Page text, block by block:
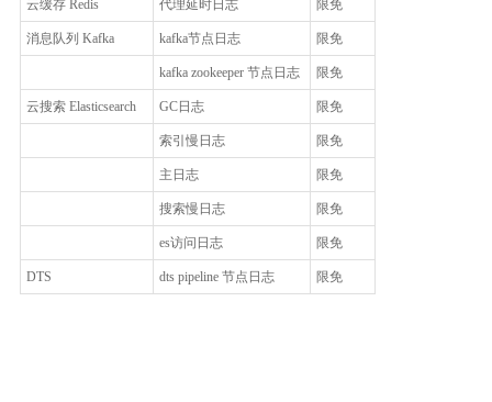
云缓存 Redis 代理延时日志 限免
消息队列 Kafka kafka节点日志 限免
kafka zookeeper 节点日志 限免
云搜索 Elasticsearch GC日志 限免
索引慢日志 限免
主日志 限免
搜索慢日志 限免
es访问日志 限免
DTS dts pipeline 节点日志 限免